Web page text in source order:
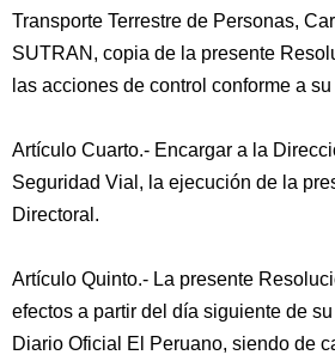
Transporte Terrestre de Personas,
SUTRAN, copia de la presente
las acciones de control conforme a
Artículo Cuarto.- Encargar a la
Seguridad Vial, la ejecución de la
Directoral.
Artículo Quinto.- La presente
efectos a partir del día siguiente de
Diario Oficial El Peruano, siendo de